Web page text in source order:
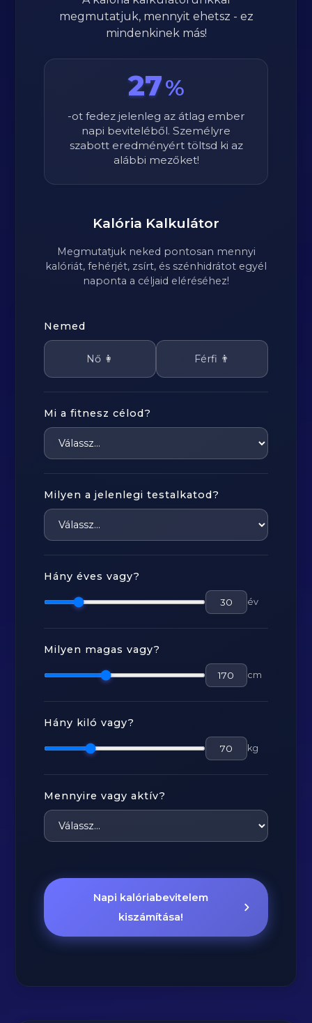
megmutatjuk, mennyit ehetsz - ez
mindenkinek más!
27%
-ot fedez jelenleg az átlag ember
napi beviteléből. Személyre
szabott eredményért töltsd ki az
alábbi mezőket!
Kalória Kalkulátor
Megmutatjuk neked pontosan mennyi
kalóriát, fehérjét, zsírt, és szénhidrátot egyél
naponta a céljaid eléréséhez!
Nemed
Nő 👩 Férfi 👨
Mi a fitnesz célod?
Milyen a jelenlegi testalkatod?
Hány éves vagy?
év
Milyen magas vagy?
cm
Hány kiló vagy?
kg
Mennyire vagy aktív?
Napi kalóriabevitelem
kiszámítása!